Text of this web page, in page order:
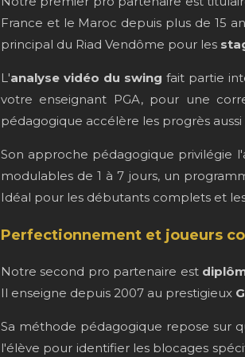
France et le Maroc depuis plus de 15
principal du Riad Vendôme pour les
L'analyse vidéo du swing fait partie
votre enseignant PGA, pour une
pédagogique accélère les progrès
Son approche pédagogique privilégie
modulables de 1 à 7 jours, un
Idéal pour les débutants complets et
Perfectionnement et joueurs
Notre second pro partenaire est
Il enseigne depuis 2007 au prestigieux
Sa méthode pédagogique repose sur
l'élève pour identifier les blocages